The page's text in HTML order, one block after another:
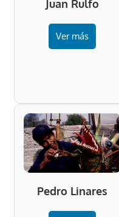
Juan Rulfo
Ver más
Pedro Linares